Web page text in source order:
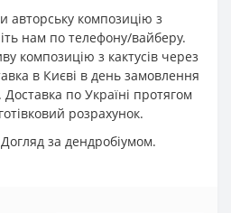
авторську композицію з
нам по телефону/вайберу.
композицію з кактусів через
в Києві в день замовлення
по Україні протягом
розрахунок.
за дендробіумом.